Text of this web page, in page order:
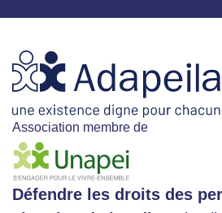
Association membre de
Défendre les droits des